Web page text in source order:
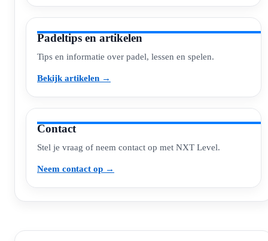
Padeltips en artikelen
Tips en informatie over padel, lessen en spelen.
Bekijk artikelen →
Contact
Stel je vraag of neem contact op met NXT Level.
Neem contact op →